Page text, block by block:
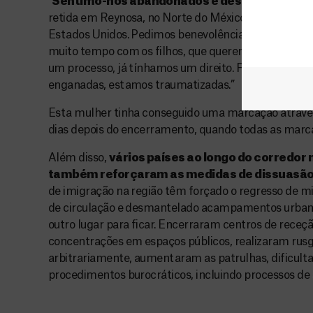
retida em Reynosa, no Norte do México. “Nunca
Estados Unidos. Pedimos benevolência para casos
muito tempo com os filhos, que querem dar-lhes
um processo, já tínhamos um direito. Fomos vítimas
enganadas, estamos traumatizadas.”
Esta mulher tinha conseguido uma marcação
dias depois do encerramento, quando todas as
Além disso, vários países ao longo do
também reforçaram as medidas de
de imigração na região têm forçado o regresso de
de circulação e desmantelado acampamentos
outro lugar para ficar. Encerraram centros de
concentrações em espaços públicos, realizaram
arbitrariamente, aumentaram as patrulhas,
procedimentos burocráticos, incluindo processos de